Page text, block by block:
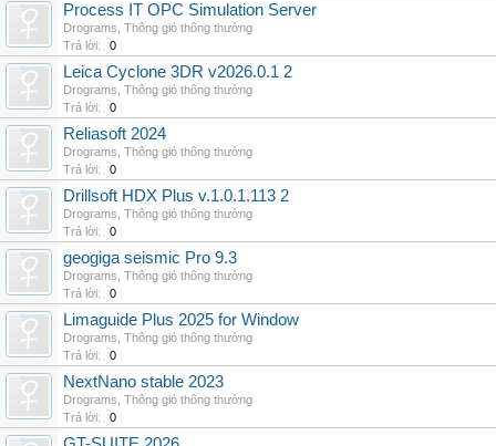
Process IT OPC Simulation Server
Drograms Thông gió thông thường
Trả lời:
0
Leica Cyclone 3DR v2026.0.1 2
Drograms Thông gió thông thường
Trả lời:
0
Reliasoft 2024
Drograms Thông gió thông thường
Trả lời:
0
Drillsoft HDX Plus v.1.0.1.113 2
Drograms Thông gió thông thường
Trả lời:
0
geogiga seismic Pro 9.3
Drograms Thông gió thông thường
Trả lời:
0
Limaguide Plus 2025 for Window
Drograms Thông gió thông thường
Trả lời:
0
NextNano stable 2023
Drograms Thông gió thông thường
Trả lời:
0